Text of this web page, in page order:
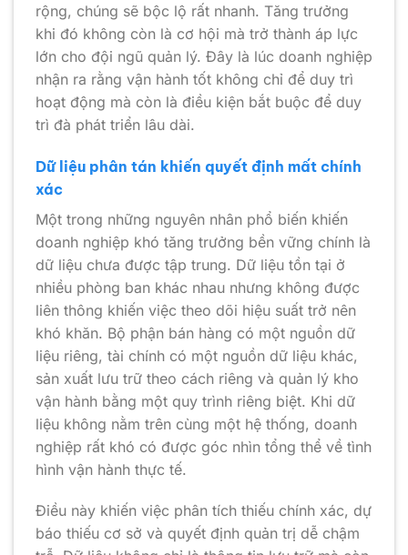
rộng, chúng sẽ bộc lộ rất nhanh. Tăng trưởng
khi đó không còn là cơ hội mà trở thành áp lực
lớn cho đội ngũ quản lý. Đây là lúc doanh nghiệp
nhận ra rằng vận hành tốt không chỉ để duy trì
hoạt động mà còn là điều kiện bắt buộc để duy
trì đà phát triển lâu dài.
Dữ liệu phân tán khiến quyết định mất chính
xác
Một trong những nguyên nhân phổ biến khiến
doanh nghiệp khó tăng trưởng bền vững chính là
dữ liệu chưa được tập trung. Dữ liệu tồn tại ở
nhiều phòng ban khác nhau nhưng không được
liên thông khiến việc theo dõi hiệu suất trở nên
khó khăn. Bộ phận bán hàng có một nguồn dữ
liệu riêng, tài chính có một nguồn dữ liệu khác,
sản xuất lưu trữ theo cách riêng và quản lý kho
vận hành bằng một quy trình riêng biệt. Khi dữ
liệu không nằm trên cùng một hệ thống, doanh
nghiệp rất khó có được góc nhìn tổng thể về tình
hình vận hành thực tế.
Điều này khiến việc phân tích thiếu chính xác, dự
báo thiếu cơ sở và quyết định quản trị dễ chậm